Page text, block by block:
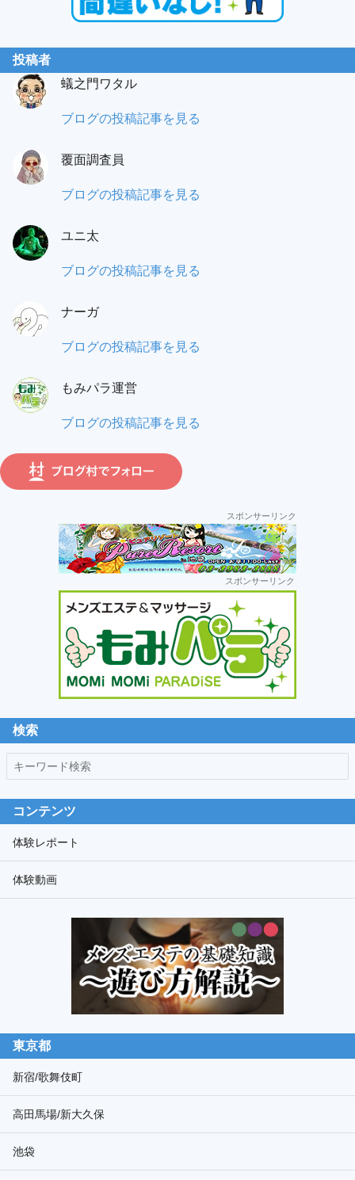
投稿者
蟻之門ワタル
蟻
門
ワ
ル:
ブログの投稿記事を見る
覆面調査員
も
パ
面
査
ブログの投稿記事を見る
ユニ太
ユ
太:
ブログの投稿記事を見る
ナーガ
ナ
ガ:
ブログの投稿記事を見る
もみパラ運営
も
パ
ラ
営:
ブログの投稿記事を見る
スポンサーリンク
ド
ー
スポンサーリンク
検索
キ
ワ
ー
ド
検
索
コンテンツ
体験レポート
体験動画
東京都
新宿/歌舞伎町
高田馬場/新大久保
池袋